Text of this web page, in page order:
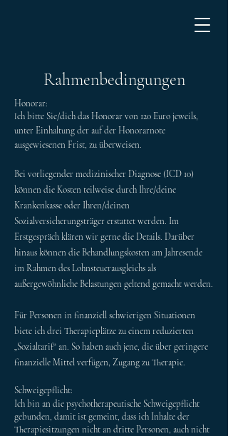
Rahmenbedingungen
Honorar:
Ich bitte Sie/dich das Honorar von 120 Euro jeweils,
unter Einhaltung der auf der Honorarnote
ausgewiesenen Frist, zu überweisen.
Bei vorliegender medizinischer Diagnose (ICD 10)
können die Kosten teilweise durch Ihre/deine
Krankenkasse oder Ihren/deinen
Sozialversicherungsträger erstattet werden. Im
Erstgespräch klären wir gerne die Details. Darüber
hinaus können die Behandlungskosten am Jahresende
im Rahmen des Lohnsteuerausgleichs als
außergewöhnliche Belastungen geltend gemacht werden.
Für Personen in finanziell schwierigen Situationen
biete ich drei Therapieplätze zu einem reduzierten
„Sozialtarif“ an. So haben auch jene, die über geringere
finanzielle Mittel verfügen, Zugang zu Therapie.
Schweigepflicht:
Ich bin an diepsychotherapeutische Schweigepflicht
gebunden, damit ist gemeint, dass ich Inhalte der
Therapiesitzungen nicht an dritte Personen, auch nicht